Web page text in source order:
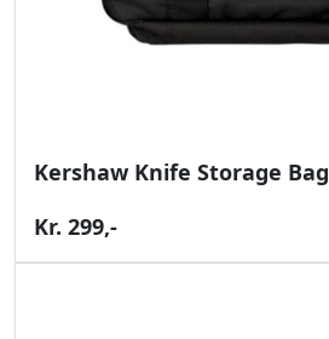
Kershaw Knife Storage Bag
Kr. 299,-